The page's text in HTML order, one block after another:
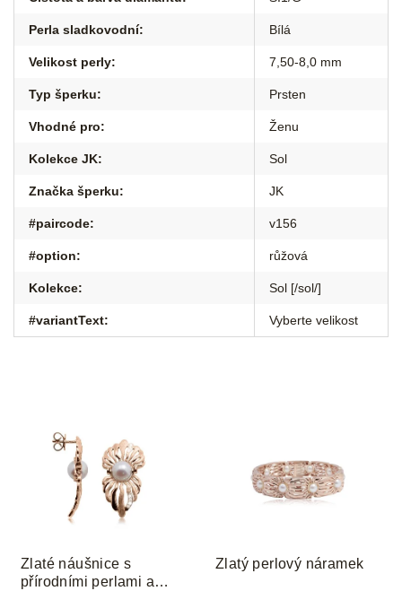
Perla sladkovodní: Bílá
Velikost perly: 7,50-8,0 mm
Typ šperku: Prsten
Vhodné pro: Ženu
Kolekce JK: Sol
Značka šperku: JK
#paircode: v156
#option: růžová
Kolekce: Sol [/sol/]
#variantText: Vyberte velikost
Zlaté náušnice s
přírodními perlami a
Zlatý perlový náramek